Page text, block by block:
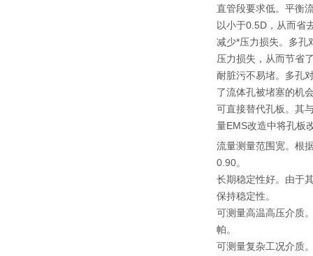
直管段要求低。平衡
以小于0.5D，从而省
减少*压力损失。多孔
压力损失，从而节省
耐脏污不易堵。多孔
了流体孔被堵塞的机
可直接替代孔板。其
量EMS改造中将孔板
流量测量范围宽。根
0.90。
长期稳定性好。由于
保持稳定性。
可测量高温高压介质
帕。
可测量复杂工况介质